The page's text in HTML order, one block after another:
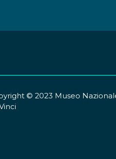
© 2023 Museo